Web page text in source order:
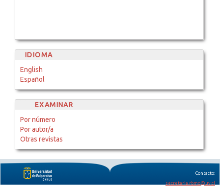
IDIOMA
English
Español
EXAMINAR
Por número
Por autor/a
Otras revistas
Contacto:
secretaria.rbmo@uv.cl